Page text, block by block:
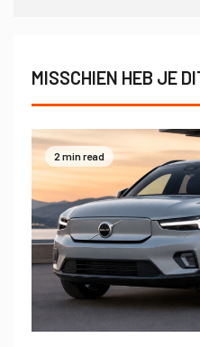
MISSCHIEN HEB JE
2 min read